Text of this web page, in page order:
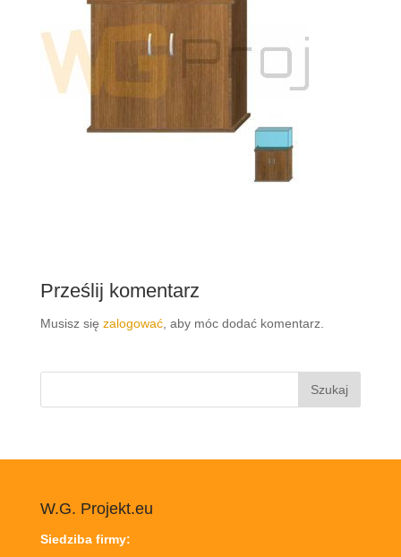
Prześlij komentarz
Musisz się zalogować, aby móc dodać komentarz.
Szukaj:
W.G. Projekt.eu
Siedziba firmy: